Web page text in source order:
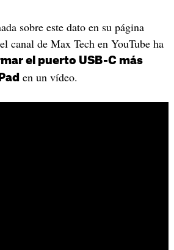
sobre este dato en su página
canal de Max Tech en YouTube ha
el puerto USB-C más
en un vídeo.